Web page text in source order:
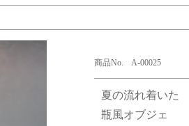
商品No. A-00025
夏の流れ着いた
瓶風オブジェ